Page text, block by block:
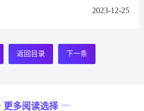
2023-12-25
返回目录 下一条
更多阅读选择